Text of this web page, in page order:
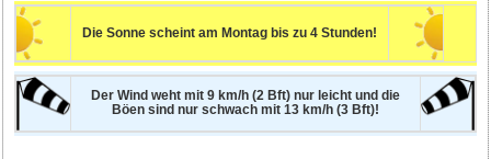
Die Sonne scheint am Montag bis zu 4 Stunden!
Der Wind weht mit 9 km/h (2 Bft) nur leicht und die
Böen sind nur schwach mit 13 km/h (3 Bft)!